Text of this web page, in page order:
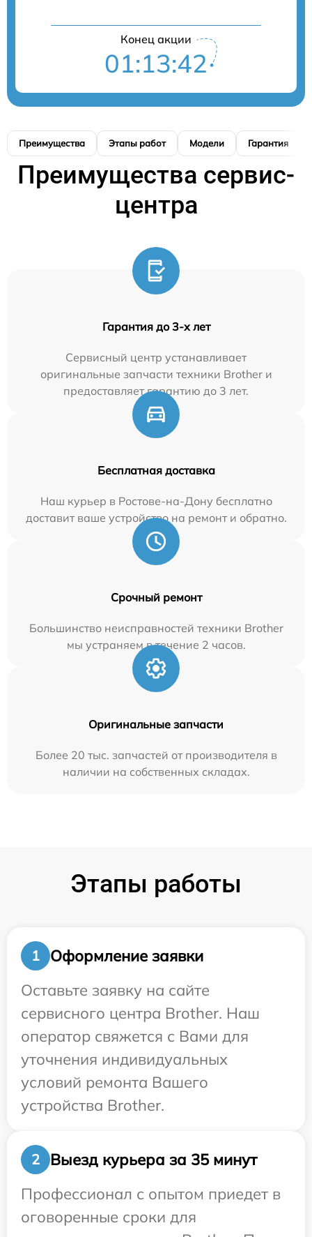
Конец акции
01:13:41
Преимущества Этапы работ Модели Гарантия
Преимущества сервис-
центра
Гарантия до 3-х лет
Сервисный центр устанавливает
оригинальные запчасти техники Brother и
предоставляет гарантию до 3 лет.
Бесплатная доставка
Наш курьер в Ростове-на-Дону бесплатно
доставит ваше устройство на ремонт и обратно.
Срочный ремонт
Большинство неисправностей техники Brother
мы устраняем в течение 2 часов.
Оригинальные запчасти
Более 20 тыс. запчастей от производителя в
наличии на собственных складах.
Этапы работы
1
Оформление заявки
Оставьте заявку на сайте
сервисного центра Brother. Наш
оператор свяжется с Вами для
уточнения индивидуальных
условий ремонта Вашего
устройства Brother.
2
Выезд курьера за 35 минут
Профессионал с опытом приедет в
оговоренные сроки для